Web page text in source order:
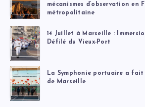
mécanismes d’observation en
métropolitaine
14 Juillet à Marseille :
Défilé du Vieux-Port
La Symphonie portuaire a
de Marseille